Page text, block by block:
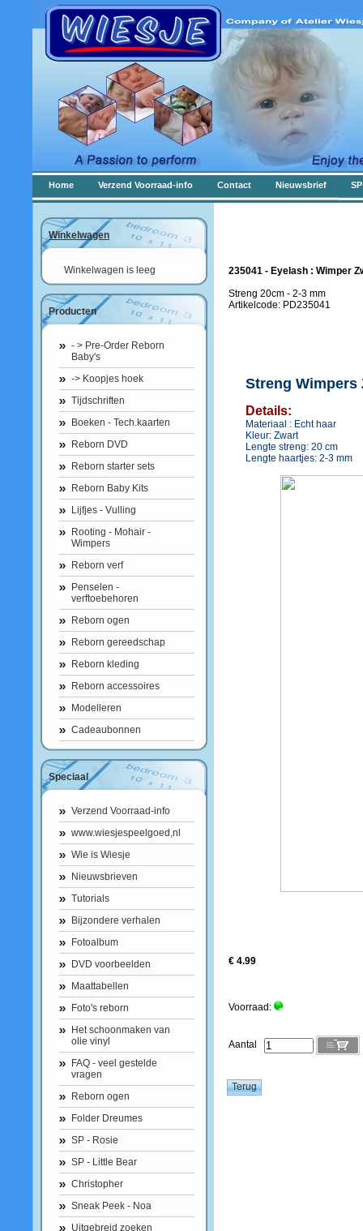
Home Verzend Voorraad-info Contact Nieuwsbrief
Winkelwagen
Winkelwagen is leeg
Producten
- > Pre-Order Reborn
Baby's
-> Koopjes hoek
Tijdschriften
Boeken - Tech.kaarten
Reborn DVD
Reborn starter sets
Reborn Baby Kits
Lijfjes - Vulling
Rooting - Mohair -
Wimpers
Reborn verf
Penselen -
verftoebehoren
Reborn ogen
Reborn gereedschap
Reborn kleding
Reborn accessoires
Modelleren
Cadeaubonnen
Speciaal
Verzend Voorraad-info
www.wiesjespeelgoed,nl
Wie is Wiesje
Nieuwsbrieven
Tutorials
Bijzondere verhalen
Fotoalbum
DVD voorbeelden
Maattabellen
Foto's reborn
Het schoonmaken van
olie vinyl
FAQ - veel gestelde
vragen
Reborn ogen
Folder Dreumes
SP - Rosie
SP - Little Bear
Christopher
Sneak Peek - Noa
Uitgebreid zoeken
235041 - Eyelash : Wimper
Streng 20cm - 2-3 mm
Artikelcode: PD235041
Streng Wimpers
Details:
Materiaal : Echt haar
Kleur: Zwart
Lengte streng: 20 cm
Lengte haartjes: 2-3 mm
€ 4.99
Voorraad:
Aantal